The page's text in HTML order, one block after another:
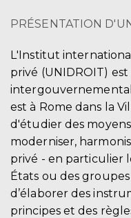
PRÉSENTATION
L'Institut
privé (UNIDROIT)
est à Rome dans la
d'étudier des
moderniser,
privé - en particulier
États ou des
d’élaborer des
principes et des